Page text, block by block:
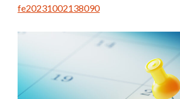
fe20231002138090